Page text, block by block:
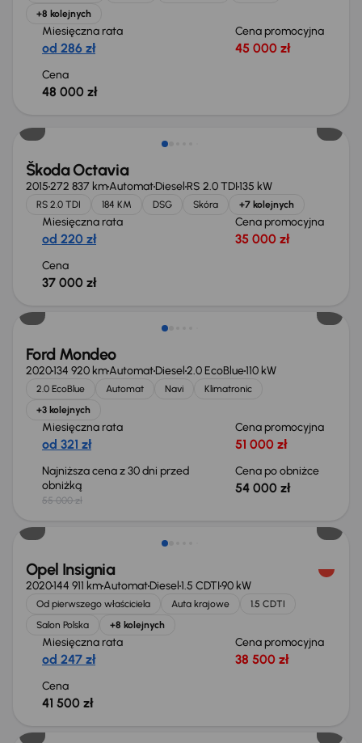
+8 kolejnych
Miesięczna rata
od 286 zł
Cena promocyjna
45 000 zł
Cena
48 000 zł
Škoda Octavia
2015272 837 kmAutomatDiesel RS 2.0 TDI135 kW
RS 2.0 TDI 184 KM DSG Skóra +7 kolejnych
Miesięczna rata
od 220 zł
Cena promocyjna
35 000 zł
Cena
37 000 zł
Ford Mondeo
2020134 920 kmAutomatDiesel2.0 EcoBlue110 kW
2.0 EcoBlue Automat Navi
Klimatronic
+3 kolejnych
Miesięczna rata
od 321 zł
Cena promocyjna
51 000 zł
Najniższa cena z 30 dni przed
obniżką
55 000 zł
Cena po obniżce
54 000 zł
Możliwość odliczenia VAT
Opel Insignia
2020144 911 kmAutomatDiesel1.5 CDTI90 kW
Od pierwszego właściciela Auta krajowe
1.5 CDTI
Salon Polska
+8 kolejnych
Miesięczna rata
od 247 zł
Cena promocyjna
38 500 zł
Cena
41 500 zł